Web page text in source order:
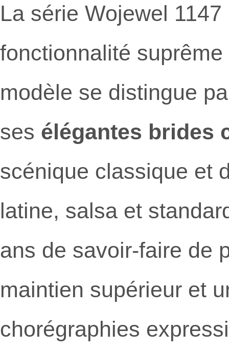
La série Wojewel
fonctionnalité
modèle se distingue
ses élégantes brides
scénique classique et
latine, salsa et
ans de savoir-faire de
maintien supérieur et
chorégraphies